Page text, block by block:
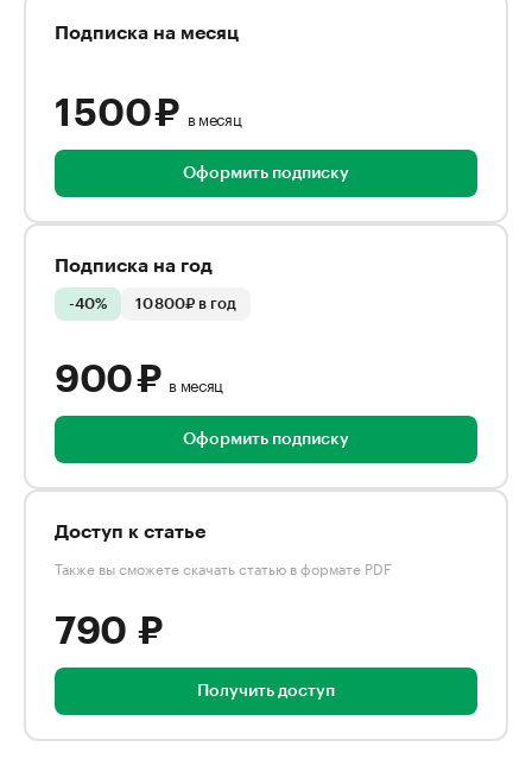
Подписка на месяц
1 500 ₽ в месяц
Оформить подписку
Подписка на год
-40% 10 800₽ в год
900 ₽ в месяц
Оформить подписку
Доступ к статье
Также вы сможете скачать статью в формате PDF
790 ₽
Получить доступ